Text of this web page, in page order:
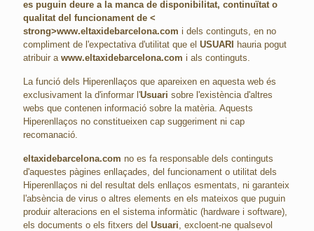
es puguin deure a la manca de disponibilitat, continuïtat o
qualitat del funcionament de <
strong>www.eltaxidebarcelona.com i dels continguts, en no
compliment de l'expectativa d'utilitat que el USUARI
hauria pogut
atribuir a www.eltaxidebarcelona.com i als continguts.
La funció dels Hiperenllaços que apareixen en aquesta web és
exclusivament la d'informar l'Usuari sobre l'existència d'altres
webs que contenen informació sobre la matèria. Aquests
Hiperenllaços no constitueixen cap suggeriment ni cap
recomanació.
eltaxidebarcelona.com no es fa responsable dels continguts
d'aquestes pàgines enllaçades, del funcionament o utilitat dels
Hiperenllaços ni del resultat dels enllaços esmentats, ni garanteix
l'absència de virus o altres elements en els mateixos que puguin
produir alteracions en el sistema informàtic (hardware i software),
els documents o els fitxers del Usuari, excloent-ne qualsevol